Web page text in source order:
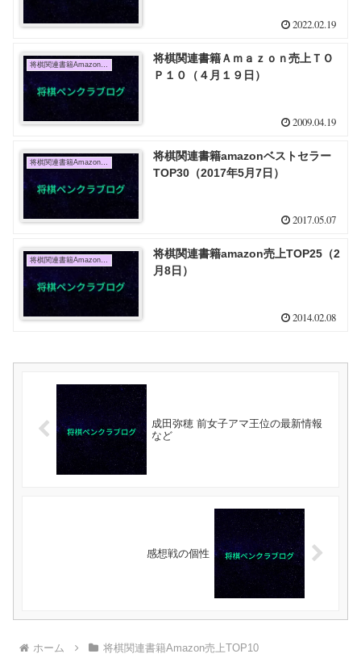
2022.02.19
将棋関連書籍Amazon売上TOP10
将棋関連書籍Ａｍａｚｏｎ売上ＴＯ
Ｐ１０（４月１９日）
2009.04.19
将棋関連書籍Amazon売上TOP10
将棋関連書籍amazonベストセラー
TOP30（2017年5月7日）
2017.05.07
将棋関連書籍Amazon売上TOP10
将棋関連書籍amazon売上TOP25（2
月8日）
2014.02.08
成田弥穂 前女子アマ王位の最新情報
など
感想戦の個性
ホーム 将棋関連書籍Amazon売上TOP10